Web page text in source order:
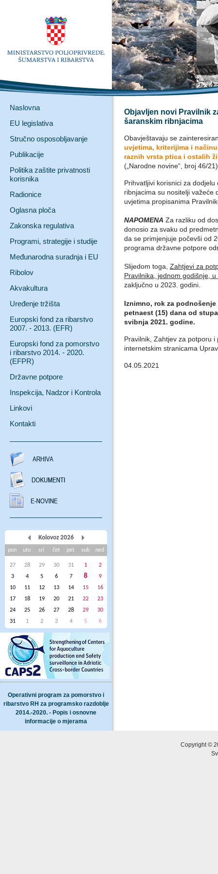
Naslovna
EU legislativa
Stručno osposobljavanje
Publikacije
Politika zaštite privatnosti
korisnika
Radionice
Oglasna ploča
Zakonska regulativa
Programi, strategije i studije
Međunarodna suradnja i EU
Ribolov
Akvakultura
Uređenje tržišta
Europski fond za ribarstvo
2007. - 2013. (EFR)
Europski fond za pomorstvo
i ribarstvo 2014. - 2020.
(EFPR)
Državne potpore
Inspekcija, Nadzor i Kontrola
Linkovi
Kontakti
Kolovoz 2026
pon uto sri čet pet sub ned
27 28 29 30 31 1
2
3
4 5 6 7 8
9
10
11 12 13 14 15
16
17
18 19 20 21 22
23
24
25 26 27 28 29
30
31
1 2 3 4 5 6
Operativni program za pomorstvo i
ribarstvo RH za programsko razdoblje
2014.-2020. - Popis i osnovne
informacije o mjerama
Objavljen novi Pravilnik
šaranskim ribnjacima
Obavještavaju se
uvjetima, kriterijima i
raznih vrsta ptica i ostalih
(„Narodne novine“, broj 46/
Prihvatljivi korisnici za
ribnjacima su nositelji važeće
uvjetima propisanima
NAPOMENA Za razliku od
donosio za svaku od
da se primjenjuje počevši od
programa državne potpore
Slijedom toga, Zahtjevi za
Pravilnika, jednom godišnje,
zaključno u 2023. godini.
Iznimno, rok za
petnaest (15) dana od
svibnja 2021. godine.
Pravilnik, Zahtjev za potporu
internetskim stranicama
04.05.2021
Copyright ©